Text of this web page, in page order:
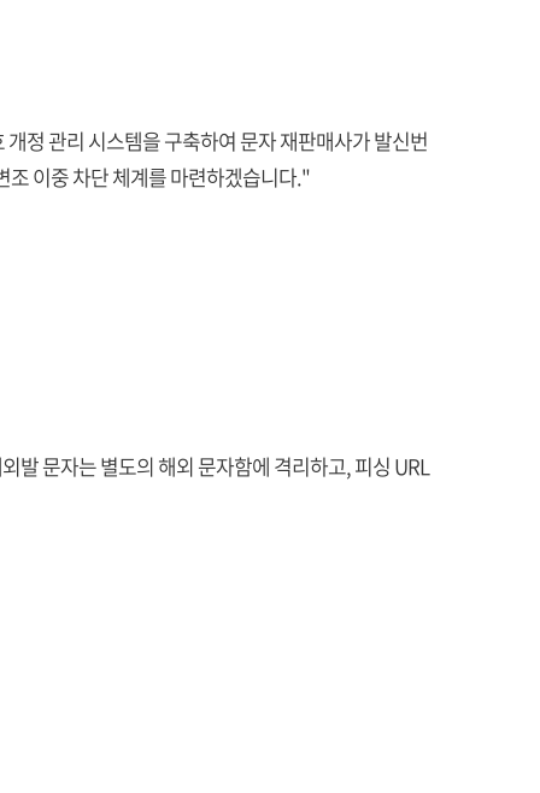
정 관리 시스템을 구축하여 문자 재판매사가 발신번
조 이중 차단 체계를 마련하겠습니다."
발 문자는 별도의 해외 문자함에 격리하고, 피싱 URL